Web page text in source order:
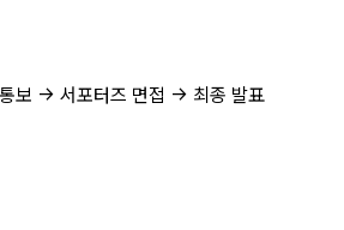
보 → 서포터즈 면접 → 최종 발표